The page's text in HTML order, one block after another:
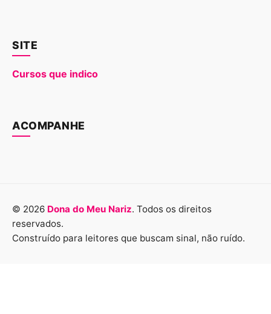
SITE
Cursos que indico
ACOMPANHE
© 2026 Dona do Meu Nariz. Todos os direitos
reservados.
Construído para leitores que buscam sinal, não ruído.